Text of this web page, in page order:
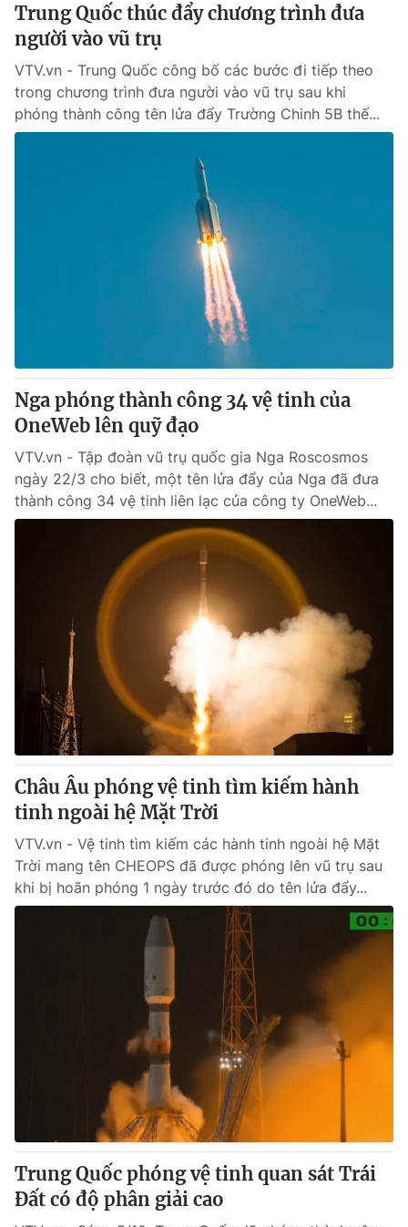
Trung Quốc thúc đẩy chương trình đưa
người vào vũ trụ
VTV.vn - Trung Quốc công bố các bước đi tiếp theo
trong chương trình đưa người vào vũ trụ sau khi
phóng thành công tên lửa đẩy Trường Chinh 5B thế...
Nga phóng thành công 34 vệ tinh của
OneWeb lên quỹ đạo
VTV.vn - Tập đoàn vũ trụ quốc gia Nga Roscosmos
ngày 22/3 cho biết, một tên lửa đẩy của Nga đã đưa
thành công 34 vệ tinh liên lạc của công ty OneWeb...
Châu Âu phóng vệ tinh tìm kiếm hành
tinh ngoài hệ Mặt Trời
VTV.vn - Vệ tinh tìm kiếm các hành tinh ngoài hệ Mặt
Trời mang tên CHEOPS đã được phóng lên vũ trụ sau
khi bị hoãn phóng 1 ngày trước đó do tên lửa đẩy...
Trung Quốc phóng vệ tinh quan sát Trái
Đất có độ phân giải cao